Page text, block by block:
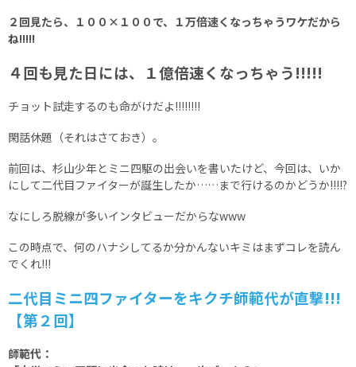
２回見たら、１００×１００で、１万倍速くなっちゃうワケだから
ね!!!!!
４回も見た日には、１億倍速くなっちゃう!!!!!
チョット試走するのも命がけだよ!!!!!!!!
閑話休題（それはさておき）。
前回は、杉山少年とミニ四駆の出会いを書いたけど、今回は、いか
にして二代目ファイターが誕生したか……まで行けるのかどうか!!!!?
なにしろ脱線が多いインタビューだからなwww
この時点で、何のハナシしてるか分かんないキミはまずコレを読ん
でくれ!!!
二代目ミニ四ファイターをキクチ師範代が直撃!!!
【第２回】
師範代：